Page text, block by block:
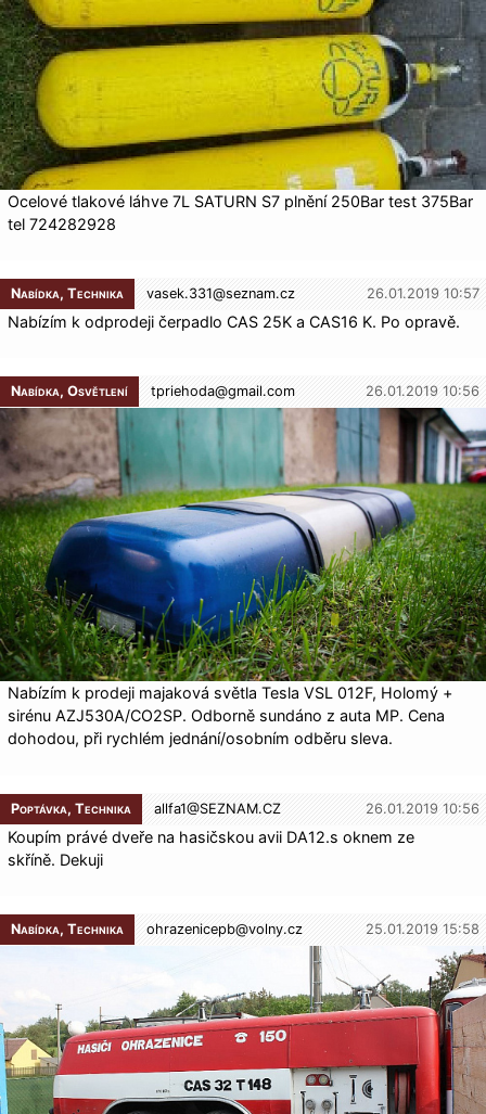
Ocelové tlakové láhve 7L SATURN S7 plnění 250Bar test 375Bar
tel 724282928
Nabídka, Technika vasek.331@seznam.cz 26.01.2019 10:57
Nabízím k odprodeji čerpadlo CAS 25K a CAS16 K. Po opravě.
Nabídka, Osvětlení tpriehoda@gmail.com 26.01.2019 10:56
Nabízím k prodeji majaková světla Tesla VSL 012F, Holomý +
sirénu AZJ530A/CO2SP. Odborně sundáno z auta MP. Cena
dohodou, při rychlém jednání/osobním odběru sleva.
Poptávka, Technika allfa1@SEZNAM.CZ 26.01.2019 10:56
Koupím právé dveře na hasičskou avii DA12.s oknem ze
skříně. Dekuji
Nabídka, Technika ohrazenicepb@volny.cz 25.01.2019 15:58